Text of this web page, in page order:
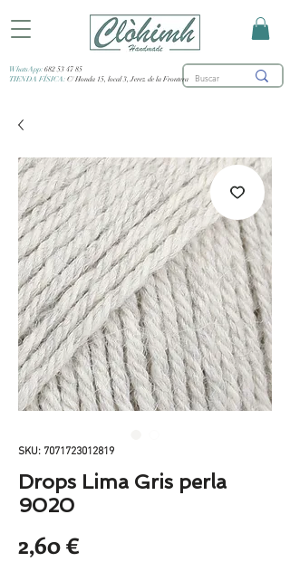
WhatsApp: 682 53 47 85
TIENDA FÍSICA: C/ Honda 15, local 3, Jerez de la Frontera
SKU: 7071723012819
Drops Lima Gris perla
9020
2,60 €